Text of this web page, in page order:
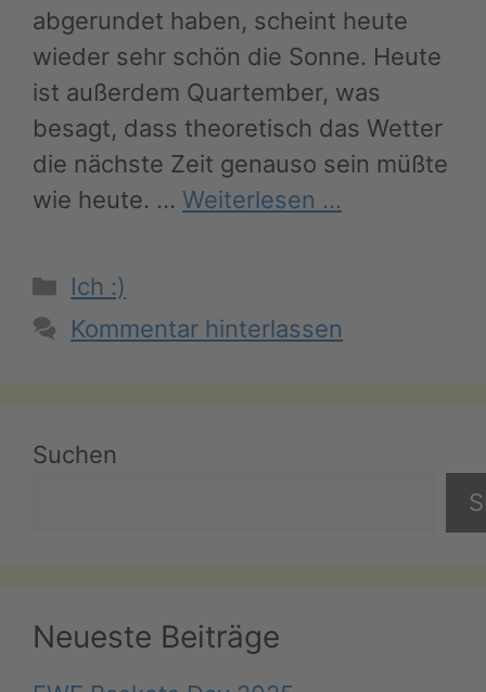
abgerundet haben, scheint heute
wieder sehr schön die Sonne. Heute
ist außerdem Quartember, was
besagt, dass theoretisch das Wetter
die nächste Zeit genauso sein müßte
wie heute. … Weiterlesen …
Kategorien
Ich :)
Kommentar hinterlassen
Suchen
Neueste Beiträge